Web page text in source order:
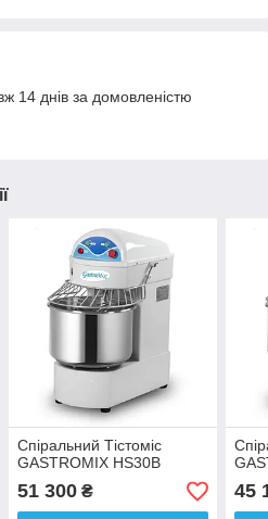
14 днів за домовленістю
Спіральний Тістоміс
GASTROMIX HS30B
51 300₴ 45